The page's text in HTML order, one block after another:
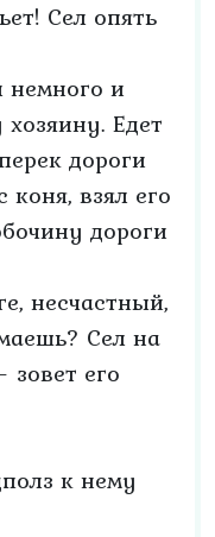
Сел опять
немного и
Едет
дороги
взял его
дороги
несчастный,
Сел на
его
к нему